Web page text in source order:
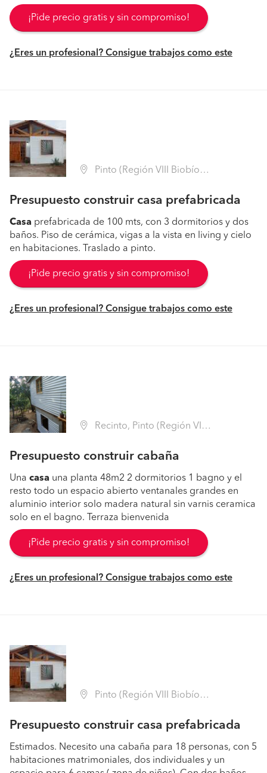
¡Pide precio gratis y sin compromiso!
¿Eres un profesional? Consigue trabajos como este
Pinto (Región VIII Biobío - Ñuble)
Presupuesto construir casa prefabricada
Casa prefabricada de 100 mts, con 3 dormitorios y dos
baños. Piso de cerámica, vigas a la vista en living y cielo
en habitaciones. Traslado a pinto.
¡Pide precio gratis y sin compromiso!
¿Eres un profesional? Consigue trabajos como este
Recinto, Pinto (Región VIII Biobío - Ñuble)
Presupuesto construir cabaña
Una casa una planta 48m2 2 dormitorios 1 bagno y el
resto todo un espacio abierto ventanales grandes en
aluminio interior solo madera natural sin varnis ceramica
solo en el bagno. Terraza bienvenida
¡Pide precio gratis y sin compromiso!
¿Eres un profesional? Consigue trabajos como este
Pinto (Región VIII Biobío - Ñuble)
Presupuesto construir casa prefabricada
Estimados. Necesito una cabaña para 18 personas, con 5
habitaciones matrimoniales, dos individuales y un